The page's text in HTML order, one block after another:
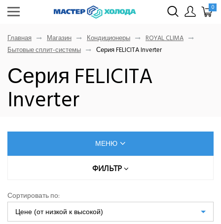
0
Главная Магазин Кондиционеры
ROYAL CLIMA
Бытовые сплит-системы
Серия FELICITA Inverter
Серия FELICITA
Inverter
МЕНЮ
AUX
Dahatsu
Denko
ФИЛЬТР
Цена (руб.)
До
Сортировать по:
Цене (от низкой к высокой)